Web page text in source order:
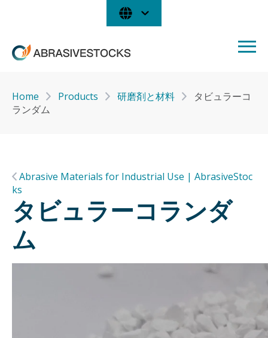
Home Products 研磨剤と材料
タビュラーコ
ランダム
Abrasive Materials for Industrial Use | AbrasiveStoc
ks
タビュラーコランダ
ム